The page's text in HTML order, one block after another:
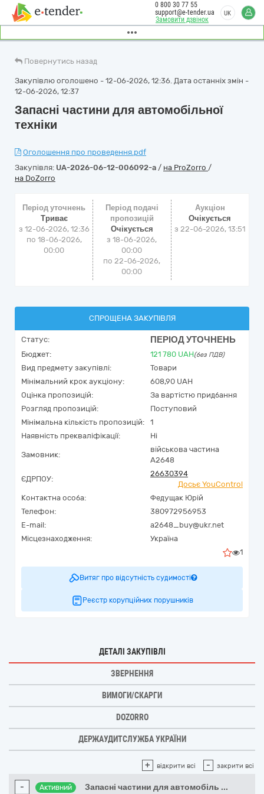
Замовити дзвінок
0 800 30 77 55
support@e-tender.ua
UK
Повернутись назад
Закупівлю оголошено - 12-06-2026, 12:36. Дата останніх змін -
12-06-2026, 12:37
Запасні частини для автомобільної
техніки
Оголошення про проведення.pdf
Закупівля: UA-2026-06-12-006092-a / на ProZorro /
на DoZorro
Період уточнень
Триває
з 12-06-2026, 12:36
по 18-06-2026,
00:00
Період подачі
пропозицій
Очікується
з 18-06-2026,
00:00
по 22-06-2026,
00:00
Аукціон
Очікується
з22-06-2026, 13:51
СПРОЩЕНА ЗАКУПІВЛЯ
Статус: ПЕРІОД УТОЧНЕНЬ
Бюджет: 121 780 UAH(без ПДВ)
Вид предмету закупівлі:
Товари
Мінімальний крок аукціону:
608,90 UAH
Оцінка пропозицій:
За вартістю придбання
Розгляд пропозицій:
Поступовий
Мінімальна кількість пропозицій:
1
Наявність прекваліфікації:
Ні
Замовник:
військова частина
А2648
ЄДРПОУ:
26630394
Досьє YouControl
Контактна особа:
Федущак Юрій
Телефон:
380972956953
E-mail:
a2648_buy@ukr.net
Місцезнаходження:
Україна
1
Витяг про відсутність судимості
Реєстр корупційних порушників
ДЕТАЛІ ЗАКУПІВЛІ
ЗВЕРНЕННЯ
ВИМОГИ/СКАРГИ
DOZORRO
ДЕРЖАУДИТСЛУЖБА УКРАЇНИ
+ відкрити всі - закрити всі
- Активний Запасні частини для автомобіль ...